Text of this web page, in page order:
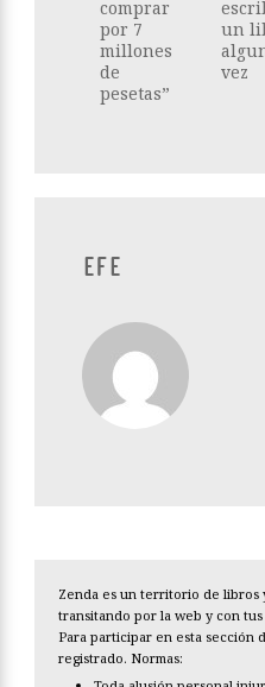
comprar
por 7
millones
de
pesetas”
un
vez
EFE
Zenda es un territorio de libros
transitando por la web y con
Para participar en esta sección
registrado. Normas: